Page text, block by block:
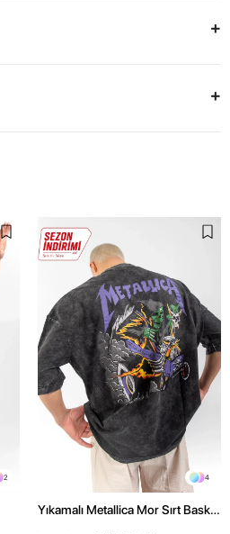
2 4
Yıkamalı Metallica Mor Sırt Baskılı